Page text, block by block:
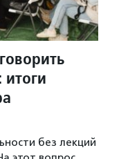
итоги
без лекций